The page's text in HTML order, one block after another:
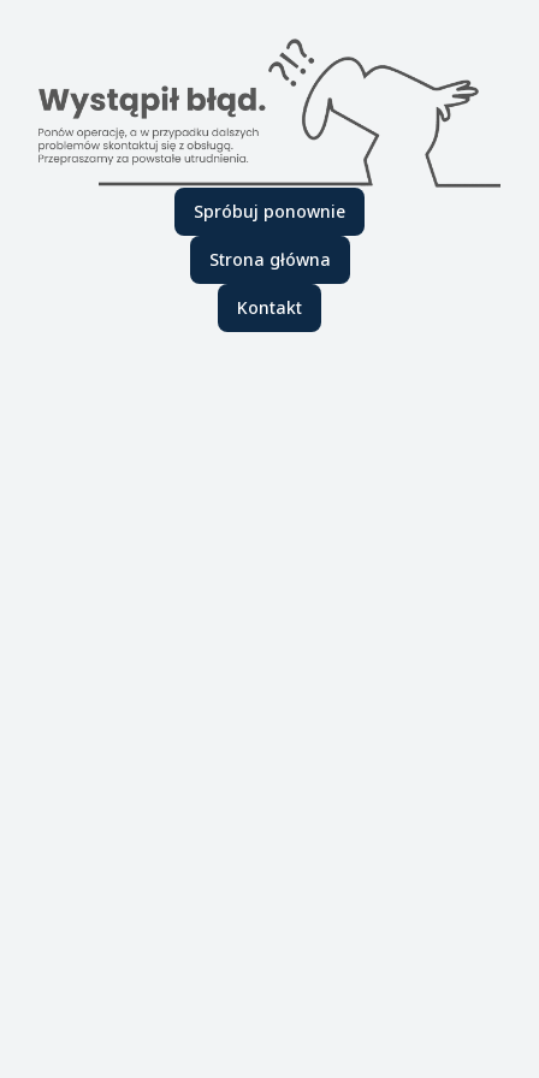
Spróbuj ponownie
Strona główna
Kontakt